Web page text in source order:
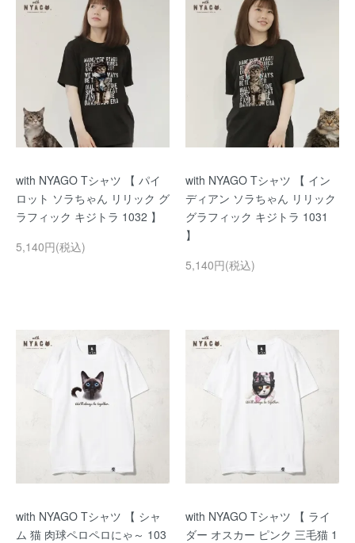
with NYAGO Tシャツ 【 パイ
ロット ソラちゃん リリック グ
ラフィック キジトラ 1032 】
5,140円(税込)
with NYAGO Tシャツ 【 イン
ディアン ソラちゃん リリック
グラフィック キジトラ 1031
】
5,140円(税込)
with NYAGO Tシャツ 【 シャ
ム 猫 肉球ペロペロにゃ～ 103
with NYAGO Tシャツ 【 ライ
ダー オスカー ピンク 三毛猫 1